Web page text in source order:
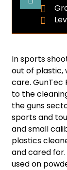
In sports
out of plastic,
care. GunTec
to the
the guns
sports and
and small
plastics
and cared
used on